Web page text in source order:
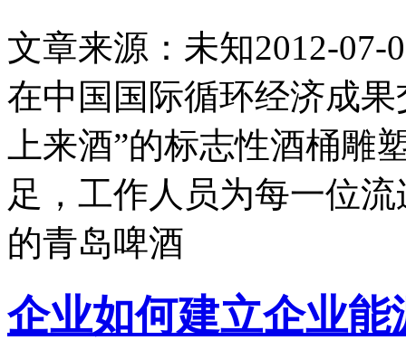
文章来源：未知2012-07-
在中国国际循环经济成
上来酒”的标志性酒桶雕
足，工作人员为每一位
的青岛啤酒
企业如何建立企业能